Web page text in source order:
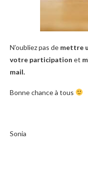
N’oubliez pas de mettre
votre participation et
mail.
Bonne chance à tous
Sonia